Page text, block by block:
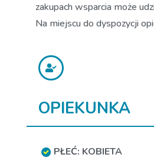
zakupach wsparcia może
Na miejscu do dyspozycji
OPIEKUNKA
PŁEĆ: KOBIETA